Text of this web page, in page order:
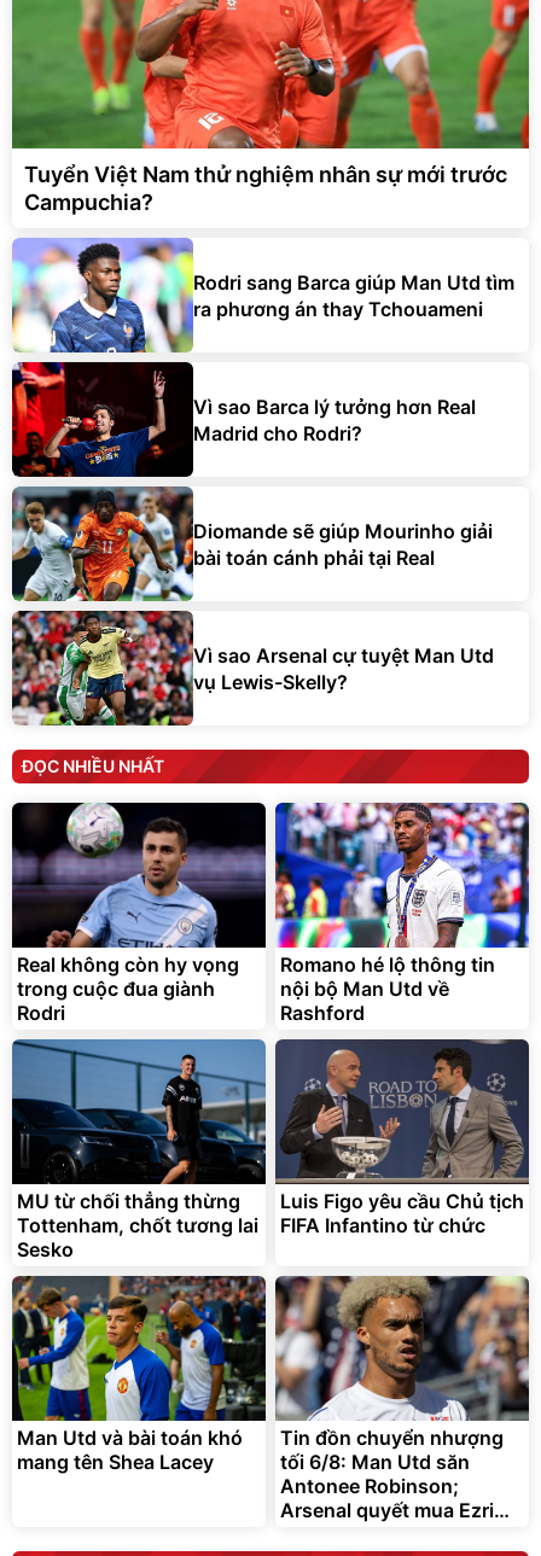
Tuyển Việt Nam thử nghiệm nhân sự mới trước
Campuchia?
Rodri sang Barca giúp Man Utd tìm
ra phương án thay Tchouameni
Vì sao Barca lý tưởng hơn Real
Madrid cho Rodri?
Diomande sẽ giúp Mourinho giải
bài toán cánh phải tại Real
Vì sao Arsenal cự tuyệt Man Utd
vụ Lewis-Skelly?
ĐỌC NHIỀU NHẤT
Real không còn hy vọng
trong cuộc đua giành
Rodri
Romano hé lộ thông tin
nội bộ Man Utd về
Rashford
MU từ chối thẳng thừng
Tottenham, chốt tương lai
Sesko
Luis Figo yêu cầu Chủ tịch
FIFA Infantino từ chức
Man Utd và bài toán khó
mang tên Shea Lacey
Tin đồn chuyển nhượng
tối 6/8: Man Utd săn
Antonee Robinson;
Arsenal quyết mua Ezri